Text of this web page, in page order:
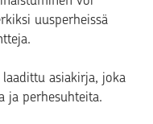
uusperheissä
asiakirja, joka
ja perhesuhteita.